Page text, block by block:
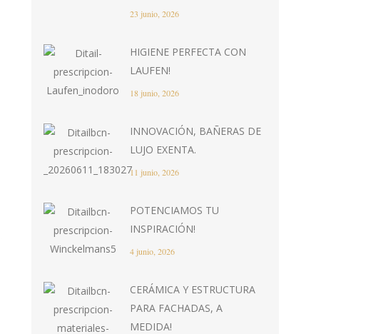
23 junio, 2026
HIGIENE PERFECTA CON
LAUFEN!
18 junio, 2026
INNOVACIÓN, BAÑERAS DE
LUJO EXENTA.
11 junio, 2026
POTENCIAMOS TU
INSPIRACIÓN!
4 junio, 2026
CERÁMICA Y ESTRUCTURA
PARA FACHADAS, A
MEDIDA!